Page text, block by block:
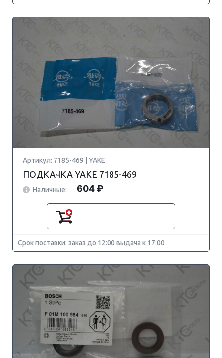
Артикул: 7185-469 | YAKE
ПОДКАЧКА YAKE 7185-469
Наличные: 604 ₽
Срок поставки: заказ до 12:00 выдача к 17:00